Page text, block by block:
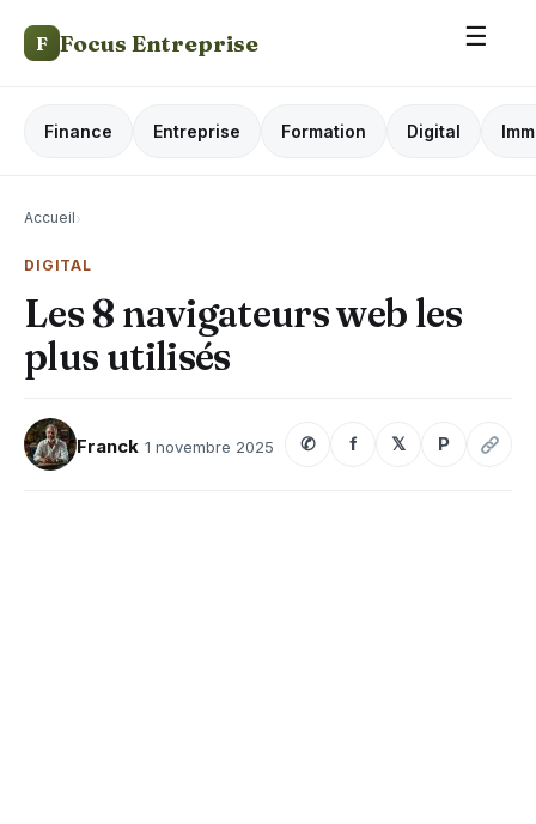
F Focus Entreprise ☰
Finance Entreprise Formation Digital
Accueil›
DIGITAL
Les 8 navigateurs web les
plus utilisés
Franck 1 novembre 2025 ✆ f 𝕏 P